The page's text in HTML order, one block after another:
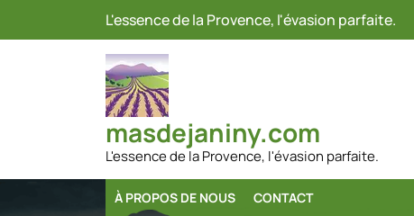
L'essence de la Provence, l'évasion parfaite.
masdejaniny.com
L'essence de la Provence, l'évasion parfaite.
À PROPOS DE NOUS CONTACT